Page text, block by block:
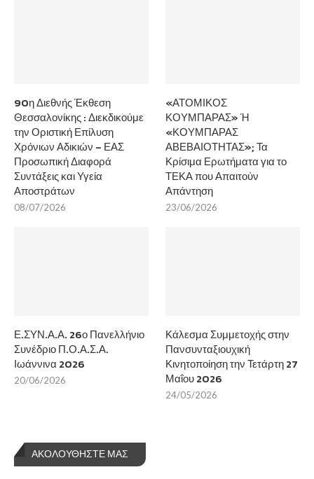
90η Διεθνής Έκθεση
Θεσσαλονίκης : Διεκδικούμε
την Οριστική Επίλυση
Χρόνιων Αδικιών – ΕΑΣ
Προσωπική Διαφορά
Συντάξεις και Υγεία
Αποστράτων
08/07/2026
«ΑΤΟΜΙΚΟΣ
ΚΟΥΜΠΑΡΑΣ» Ή
«ΚΟΥΜΠΑΡΑΣ
ΑΒΕΒΑΙΟΤΗΤΑΣ»; Τα
Κρίσιμα Ερωτήματα για το
ΤΕΚΑ που Απαιτούν
Απάντηση
23/06/2026
Ε.ΣΥΝ.Α.Α. 26ο Πανελλήνιο
Συνέδριο Π.Ο.Α.Σ.Α.
Ιωάννινα 2026
20/06/2026
Κάλεσμα Συμμετοχής στην
Πανσυνταξιουχική
Κινητοποίηση την Τετάρτη 27
Μαΐου 2026
24/05/2026
ΑΚΟΛΟΥΘΗΣΤΕ ΜΑΣ